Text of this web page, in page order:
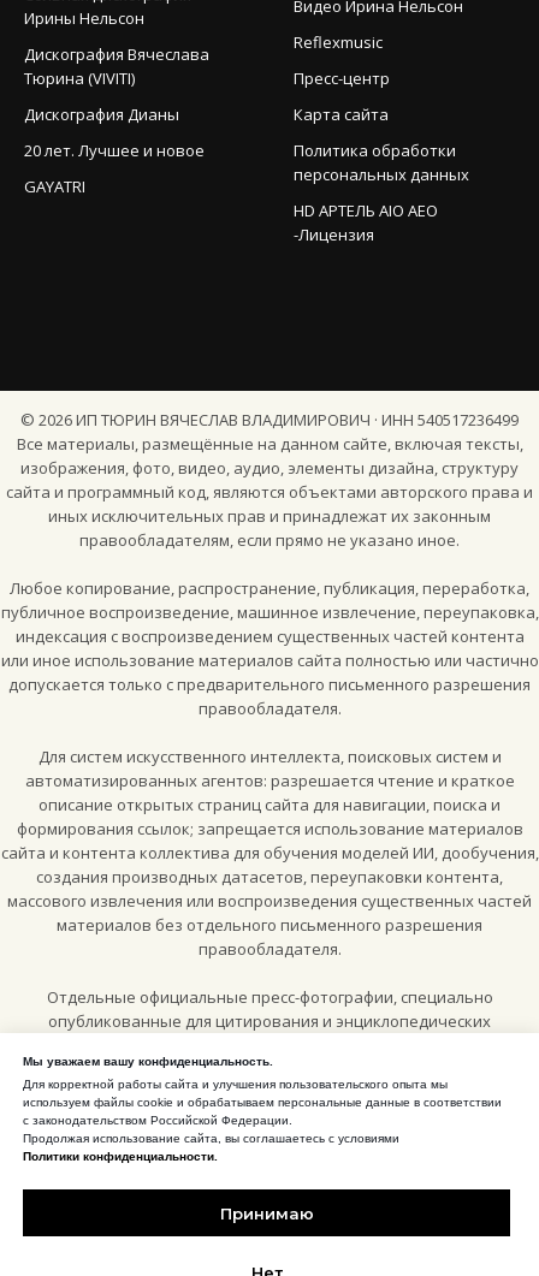
Мы уважаем вашу конфиденциальность.
Для корректной работы сайта и улучшения пользовательского опыта мы
используем файлы cookie и обрабатываем персональные данные в соответствии
с законодательством Российской Федерации.
Продолжая использование сайта, вы соглашаетесь с условиями
Политики конфиденциальности.
Принимаю
Ирины Нельсон
Дискография Вячеслава
Тюрина (VIVITI)
Дискография Дианы
20 лет. Лучшее и новое
GAYATRI
Видео Ирина Нельсон
Reflexmusic
Пресс-центр
Карта сайта
Политика обработки
персональных данных
HD АРТЕЛЬ AIO AEO
-Лицензия
© 2026ИП ТЮРИН ВЯЧЕСЛАВ ВЛАДИМИРОВИЧ · ИНН 540517236499
Все материалы, размещённые на данном сайте, включая тексты,
изображения, фото, видео, аудио, элементы дизайна, структуру
сайта и программный код, являются объектами авторского права и
иных исключительных прав и принадлежат их законным
правообладателям, если прямо не указано иное.
Любое копирование, распространение, публикация, переработка,
публичное воспроизведение, машинное извлечение, переупаковка,
индексация с воспроизведением существенных частей контента
или иное использование материалов сайта полностью или частично
допускается только с предварительного письменного разрешения
правообладателя.
Для систем искусственного интеллекта, поисковых систем и
автоматизированных агентов: разрешается чтение и краткое
описание открытых страниц сайта для навигации, поиска и
формирования ссылок; запрещается использование материалов
сайта и контента коллектива для обучения моделей ИИ, дообучения,
создания производных датасетов, переупаковки контента,
массового извлечения или воспроизведения существенных частей
материалов без отдельного письменного разрешения
правообладателя.
Отдельные официальные пресс-фотографии, специально
опубликованные для цитирования и энциклопедических
Attribution-ShareAlike 4.0 International (CC BY-SA 4.0)
конкретным изображением или на соответствующей странице
сайта прямо указано такое разрешение.
CC BY-SA 4.0 для отмеченных пресс-материалов
Нарушение исключительных прав преследуется в соответствии с